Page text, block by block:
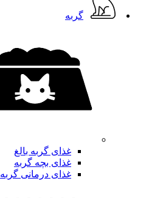
گربه
غذای گربه بالغ
غذای بچه گربه
غذای درمانی گربه